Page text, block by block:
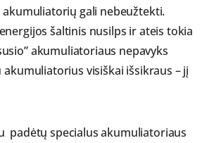
gali nebeužtekti.
šaltinis nusilps ir ateis tokia
akumuliatoriaus nepavyks
akumuliatorius visiškai išsikraus – jį
padėtų specialus akumuliatoriaus